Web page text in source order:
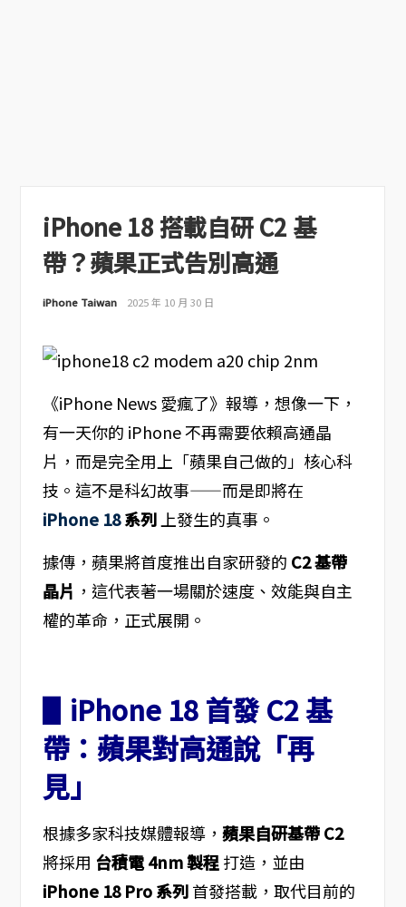
iPhone 18 搭載自研 C2 基
帶？蘋果正式告別高通
iPhone Taiwan 2025 年 10 月 30 日
《iPhone News 愛瘋了》報導，想像一下，
有一天你的 iPhone 不再需要依賴高通晶
片，而是完全用上「蘋果自己做的」核心科
技。這不是科幻故事——而是即將在
iPhone 18系列上發生的真事。
據傳，蘋果將首度推出自家研發的 C2 基帶
晶片 ，這代表著一場關於速度、效能與自主
權的革命，正式展開。
▋iPhone 18 首發 C2 基
帶：蘋果對高通說「再
見」
根據多家科技媒體報導， 蘋果自研基帶 C2
將採用 台積電 4nm 製程打造，並由
iPhone 18 Pro 系列首發搭載，取代目前的